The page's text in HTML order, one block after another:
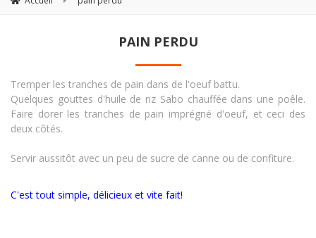
PAIN PERDU
Tremper les tranches de pain dans de l'oeuf battu.
Quelques gouttes d'huile de riz Sabo chauffée dans une poêle.
Faire dorer les tranches de pain imprégné d'oeuf, et ceci des
deux côtés.
Servir aussitôt avec un peu de sucre de canne ou de confiture.
C'est tout simple, délicieux et vite fait!